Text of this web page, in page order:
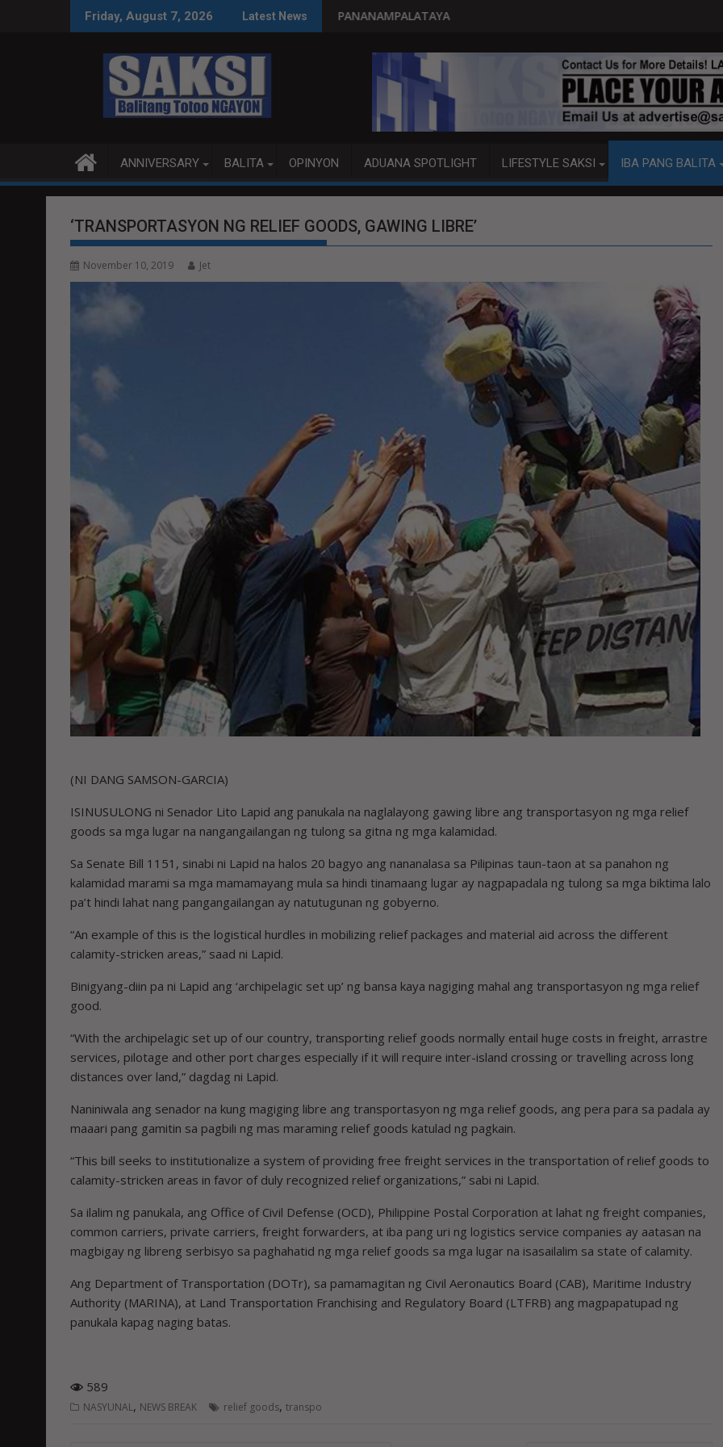
Friday, August 7, 2026 Latest News
tamang paggastos susi sa pag-unladPANANAMPALATAYA
ANNIVERSARY BALITA OPINYON ADUANA SPOTLIGHT LIFESTYLE SAKSI IBA PANG BALITA
‘TRANSPORTASYON NG RELIEF GOODS, GAWING LIBRE’
November 10, 2019 Jet
(NI DANG SAMSON-GARCIA)
ISINUSULONG ni Senador Lito Lapid ang panukala na naglalayong gawing libre ang transportasyon ng mga relief
goods sa mga lugar na nangangailangan ng tulong sa gitna ng mga kalamidad.
Sa Senate Bill 1151, sinabi ni Lapid na halos 20 bagyo ang nananalasa sa Pilipinas taun-taon at sa panahon ng
kalamidad marami sa mga mamamayang mula sa hindi tinamaang lugar ay nagpapadala ng tulong sa mga biktima lalo
pa’t hindi lahat nang pangangailangan ay natutugunan ng gobyerno.
“An example of this is the logistical hurdles in mobilizing relief packages and material aid across the different
calamity-stricken areas,” saad ni Lapid.
Binigyang-diin pa ni Lapid ang ‘archipelagic set up’ ng bansa kaya nagiging mahal ang transportasyon ng mga relief
good.
“With the archipelagic set up of our country, transporting relief goods normally entail huge costs in freight, arrastre
services, pilotage and other port charges especially if it will require inter-island crossing or travelling across long
distances over land,” dagdag ni Lapid.
Naniniwala ang senador na kung magiging libre ang transportasyon ng mga relief goods, ang pera para sa padala ay
maaari pang gamitin sa pagbili ng mas maraming relief goods katulad ng pagkain.
“This bill seeks to institutionalize a system of providing free freight services in the transportation of relief goods to
calamity-stricken areas in favor of duly recognized relief organizations,” sabi ni Lapid.
Sa ilalim ng panukala, ang Office of Civil Defense (OCD), Philippine Postal Corporation at lahat ng freight companies,
common carriers, private carriers, freight forwarders, at iba pang uri ng logistics service companies ay aatasan na
magbigay ng libreng serbisyo sa paghahatid ng mga relief goods sa mga lugar na isasailalim sa state of calamity.
Ang Department of Transportation (DOTr), sa pamamagitan ng Civil Aeronautics Board (CAB), Maritime Industry
Authority (MARINA), at Land Transportation Franchising and Regulatory Board (LTFRB) ang magpapatupad ng
panukala kapag naging batas.
589
NASYUNAL, NEWS BREAK relief goods, transpo